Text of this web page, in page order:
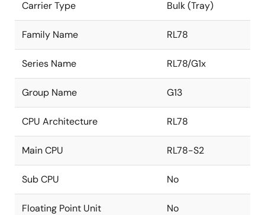
Carrier Type Bulk (Tray)
Family Name RL78
Series Name RL78/G1x
Group Name G13
CPU Architecture RL78
Main CPU RL78-S2
Sub CPU No
Floating Point Unit No